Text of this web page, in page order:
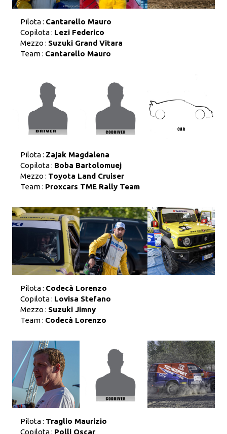
Pilota : Cantarello Mauro
Copilota : Lezi Federico
Mezzo : Suzuki Grand Vitara
Team : Cantarello Mauro
Pilota : Zajak Magdalena
Copilota : Boba Bartolomuej
Mezzo : Toyota Land Cruiser
Team : Proxcars TME Rally Team
Pilota : Codecà Lorenzo
Copilota : Lovisa Stefano
Mezzo : Suzuki Jimny
Team : Codecà Lorenzo
Pilota : Traglio Maurizio
Copilota : Polli Oscar